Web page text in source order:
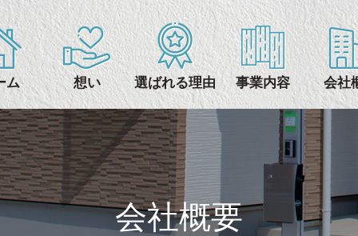
ム 想い 選ばれる理由 事業内容 会社
会社概要